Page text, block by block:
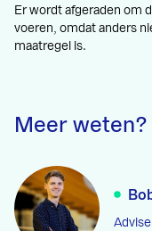
Er wordt afgeraden om
voeren, omdat anders
maatregel is.
Meer